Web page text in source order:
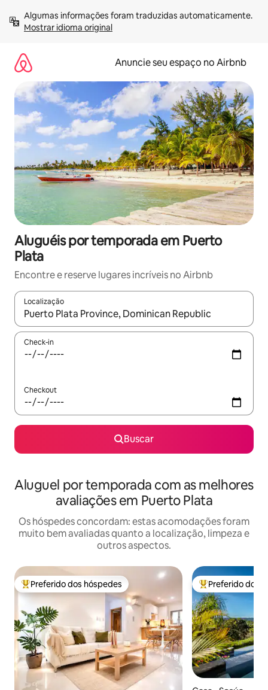
para
Mostrar idioma original
Anuncie seu espaço no Airbnb
Aluguéis por temporada em Puerto
Plata
Encontre e reserve lugares incríveis no Airbnb
Localização
Quando os resultados estiverem disponíveis, explore-os
Check-in
Checkout
Buscar
Aluguel por temporada com as melhores
avaliações em Puerto Plata
Os hóspedes concordam: estas acomodações foram
muito bem avaliadas quanto a localização, limpeza e
outros aspectos.
Entre os melhores preferidos dos hóspedes
Preferido dos hóspedes Entre os
Preferido dos